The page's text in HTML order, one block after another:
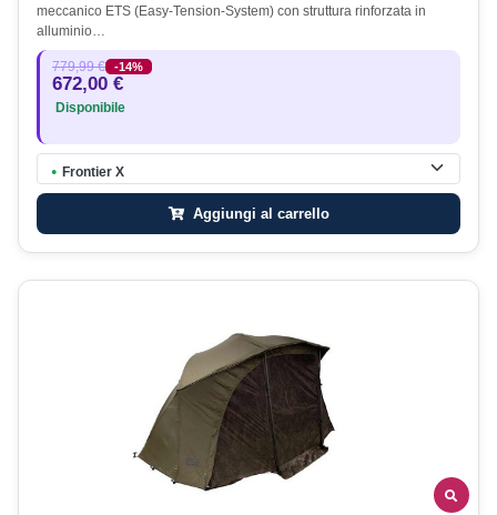
meccanico ETS (Easy-Tension-System) con struttura rinforzata in
alluminio…
779,99 € -14%
672,00 €
Disponibile
● Frontier X
Aggiungi al carrello